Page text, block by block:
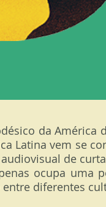
da América
Latina vem se
de
ocupa uma
diferentes